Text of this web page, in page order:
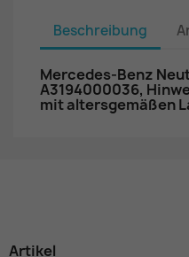
Beschreibung
Mercedes-Benz
A3194000036,
mit altersgemäßen
Artikel